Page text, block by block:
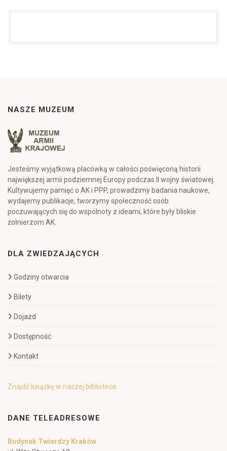
NASZE MUZEUM
Jesteśmy wyjątkową placówką w całości poświęconą historii
największej armii podziemnej Europy podczas II wojny światowej.
Kultywujemy pamięć o AK i PPP, prowadzimy badania naukowe,
wydajemy publikacje, tworzymy społeczność osób
poczuwających się do wspólnoty z ideami, które były bliskie
żołnierzom AK.
DLA ZWIEDZAJĄCYCH
Godziny otwarcia
Bilety
Dojazd
Dostępność
Kontakt
Znajdź książkę w naszej bibliotece
DANE TELEADRESOWE
Budynek Twierdzy Kraków